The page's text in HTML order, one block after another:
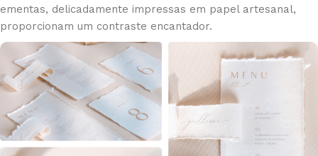
ementas, delicadamente impressas em papel artesanal,
proporcionam um contraste encantador.